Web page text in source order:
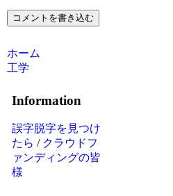
コメントを書き込む
ホーム
工学
Information
誤字脱字を見つけ
たら / クラウドフ
ァンディングの皆
様